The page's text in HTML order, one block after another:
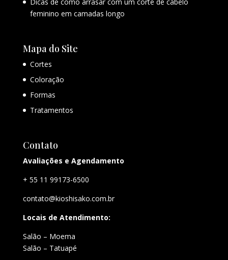
feminino em camadas longo
Mapa do Site
Cortes
Coloração
Formas
Tratamentos
Contato
Avaliações e Agendamento
+ 55 11 99173-6500
contato@kioshisako.com.br
Locais de Atendimento:
Salão – Moema
Salão – Tatuapé